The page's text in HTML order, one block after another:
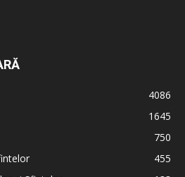
4086
1645
750
455